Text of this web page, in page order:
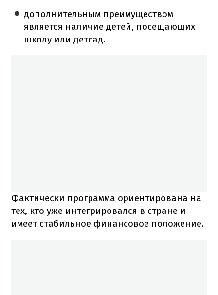
дополнительным преимуществом
является наличие детей, посещающих
школу или детсад.
Фактически программа ориентирована на
тех, кто уже интегрировался в стране и
имеет стабильное финансовое положение.